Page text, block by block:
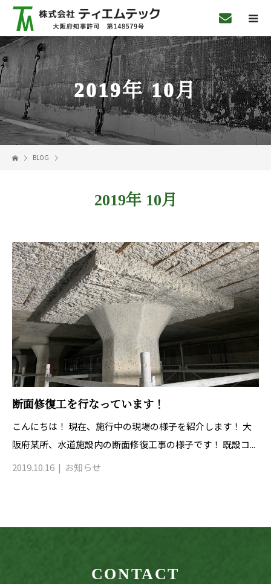
2019年 10月
BLOG
2019年 10月
断面修復工を行なっています！
こんにちは！ 現在、施行中の現場の様子を紹介します！ 大
阪府某所、水道施設内の断面修復工事の様子です！ 既設コ...
2019.10.16
お知らせ
CONTACT